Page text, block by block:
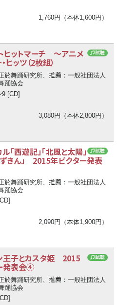
1,760円（本体1,600円）
♫試聴
ヒットマーチ ～アニメ
ヒッツ（2枚組）
於舞踊研究所、 推薦 ：一般社団法人
踊協会
9 [CD]
3,080円（本体2,800円）
♫試聴
「西遊記」「北風と太陽」
ずきん」 2015年ビクター発表
於舞踊研究所、 推薦 ：一般社団法人
踊協会
2,090円（本体1,900円）
♫試聴
王子とカスタ姫 2015
発表会④
於舞踊研究所、 推薦 ：一般社団法人
踊協会